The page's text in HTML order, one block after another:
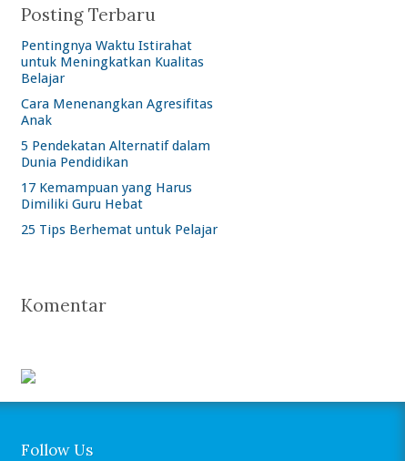
Posting Terbaru
Pentingnya Waktu Istirahat
untuk Meningkatkan Kualitas
Belajar
Cara Menenangkan Agresifitas
Anak
5 Pendekatan Alternatif dalam
Dunia Pendidikan
17 Kemampuan yang Harus
Dimiliki Guru Hebat
25 Tips Berhemat untuk Pelajar
Komentar
Follow Us